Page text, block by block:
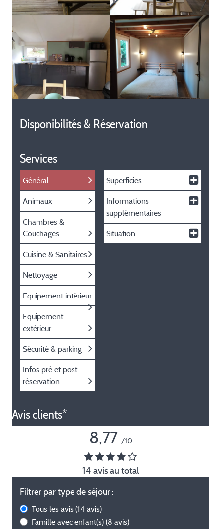
Disponibilités & Réservation
Services
Général
Animaux
Chambres &
Couchages
Cuisine & Sanitaires
Nettoyage
Equipement intérieur
Equipement
extérieur
Sécurité & parking
Infos pré et post
réservation
Superficies
Informations
supplémentaires
Situation
Avis clients*
8,77 /10
14 avis au total
Filtrer par type de séjour :
Tous les avis (14 avis)
Famille avec enfant(s) (8 avis)